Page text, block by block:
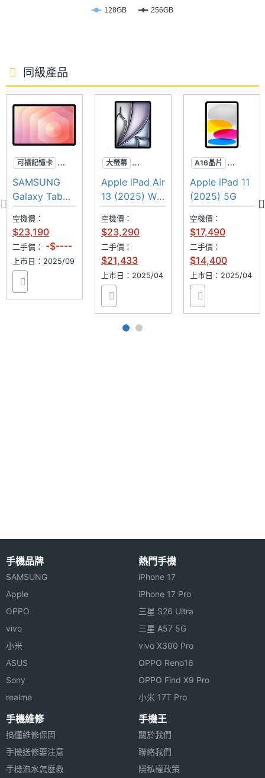
◎ Android 16 作業系統、One UI 8 Tab 操作介面
◎ 聯發科 Dimensity 9400+ 八核心處理器
◎ 12GB RAM / 128GB ROM、12GB RAM / 256GB
ROM
◎ IP68 防塵防水
◎ 5G 上網、eSIM、Wi-Fi 6E、藍牙 5.4
◎ 前置 1,200 萬畫素鏡頭
◎ 後置 1,300 萬畫素主鏡頭
◎ 支援 S Pen 手寫筆（ IP68 防塵防水）
◎ 支援螢幕指紋辨識、臉部辨識
◎ 配備 8,400mAh 電池
◎ 支援 45W 閃電快充
◎ 支援 microSD 記憶卡，最高可擴充 2TB 儲存空間
◎ 安全性更新期間 (有效期限至) 2032 年 9 月 30 日
※本文為 SOGI 手機王版權所有，未經授權不得轉載使用※
光燈
主相機
UHD
4K錄影
Yes
前相機
1200 萬畫素
前相機
感光元
件
CMOS
通訊與網路
5G NR
IEEE
802.11
傳輸速
a, ac, ax, b, g, n, n(2.4GHz), n(5GHz),
藍牙
藍牙版
本
衛星定
位
BeiDou, Galileo, GLONASS, GPS, QZSS
有線快
128GB 256GB
同級產品
可插記憶卡
超防水
SPen
SAMSUNG
Galaxy Tab
S11 Wi-Fi
空機價：
$23,190
二手價： -$----
上市日：2025/09
大螢幕
M3晶片
Apple iPad Air
13 (2025) Wi-
Fi
空機價：
$23,290
二手價：
$21,433
上市日：2025/04
A16晶片
TouchID
居中前相機
Apple iPad 11
(2025) 5G
空機價：
$17,490
二手價：
$14,400
上市日：2025/04
手機品牌
SAMSUNG
Apple
OPPO
vivo
小米
ASUS
Sony
realme
熱門手機
iPhone 17
iPhone 17 Pro
三星 S26 Ultra
三星 A57 5G
vivo X300 Pro
OPPO Reno16
OPPO Find X9 Pro
小米 17T Pro
手機維修
搞懂維修保固
手機送修要注意
手機泡水怎麼救
手機王
關於我們
聯絡我們
隱私權政策